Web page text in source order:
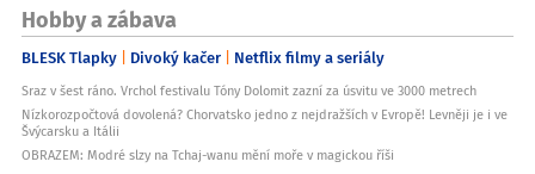
Hobby a zábava
BLESK Tlapky Divoký kačer Netflix filmy a seriály
Sraz v šest ráno. Vrchol festivalu Tóny Dolomit zazní za úsvitu ve 3000 metrech
Nízkorozpočtová dovolená? Chorvatsko jedno z nejdražších v Evropě! Levněji je i ve
Švýcarsku a Itálii
OBRAZEM: Modré slzy na Tchaj-wanu mění moře v magickou říši